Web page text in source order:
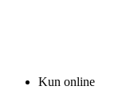
Kun online